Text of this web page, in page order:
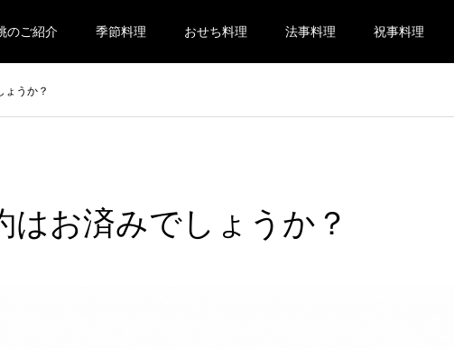
のご紹介 季節料理 おせち料理 法事料理 祝事料理
ょうか？
はお済みでしょうか？